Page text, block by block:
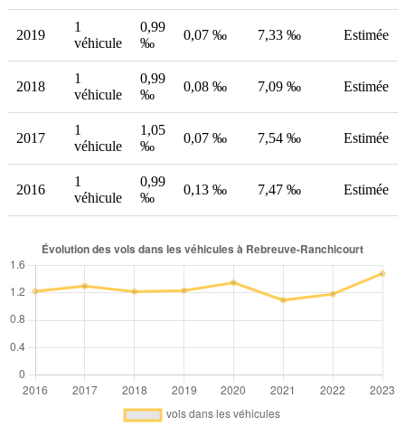
2019
1
véhicule
0,99
‰
0,07 ‰ 7,33 ‰ Estimée
2018
1
véhicule
0,99
‰
0,08 ‰ 7,09 ‰ Estimée
2017
1
véhicule
1,05
‰
0,07 ‰ 7,54 ‰ Estimée
2016
1
véhicule
0,99
‰
0,13 ‰ 7,47 ‰ Estimée